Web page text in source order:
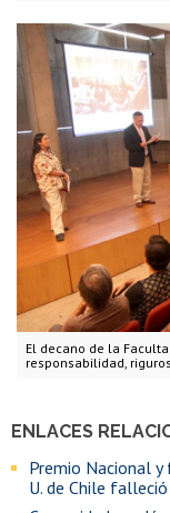
El decano de la
responsabilidad,
ENLACES
Premio Nacional
U. de Chile